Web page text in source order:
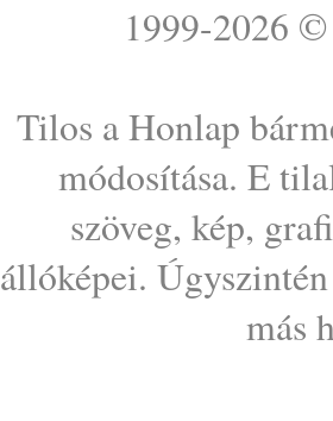
1999-2026 ©
Tilos a Honlap
módosítása. E
szöveg, kép,
állóképei.
más